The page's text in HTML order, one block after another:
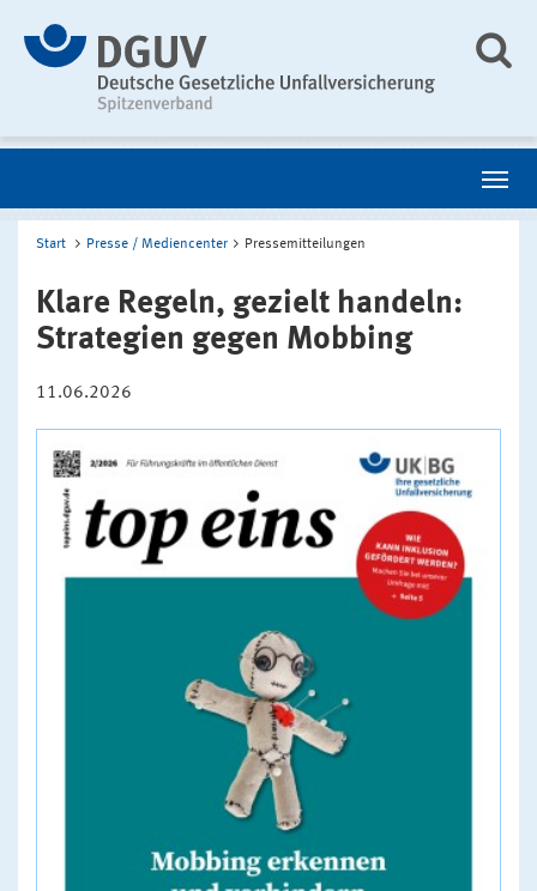
Start Presse / Mediencenter Pressemitteilungen
Klare Regeln, gezielt handeln:
Strategien gegen Mobbing
11.06.2026